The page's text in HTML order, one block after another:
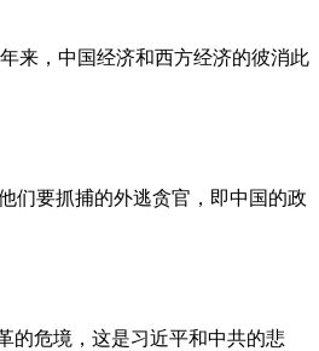
来，中国经济和西方经济的彼消此
们要抓捕的外逃贪官，即中国的政
的危境，这是习近平和中共的悲